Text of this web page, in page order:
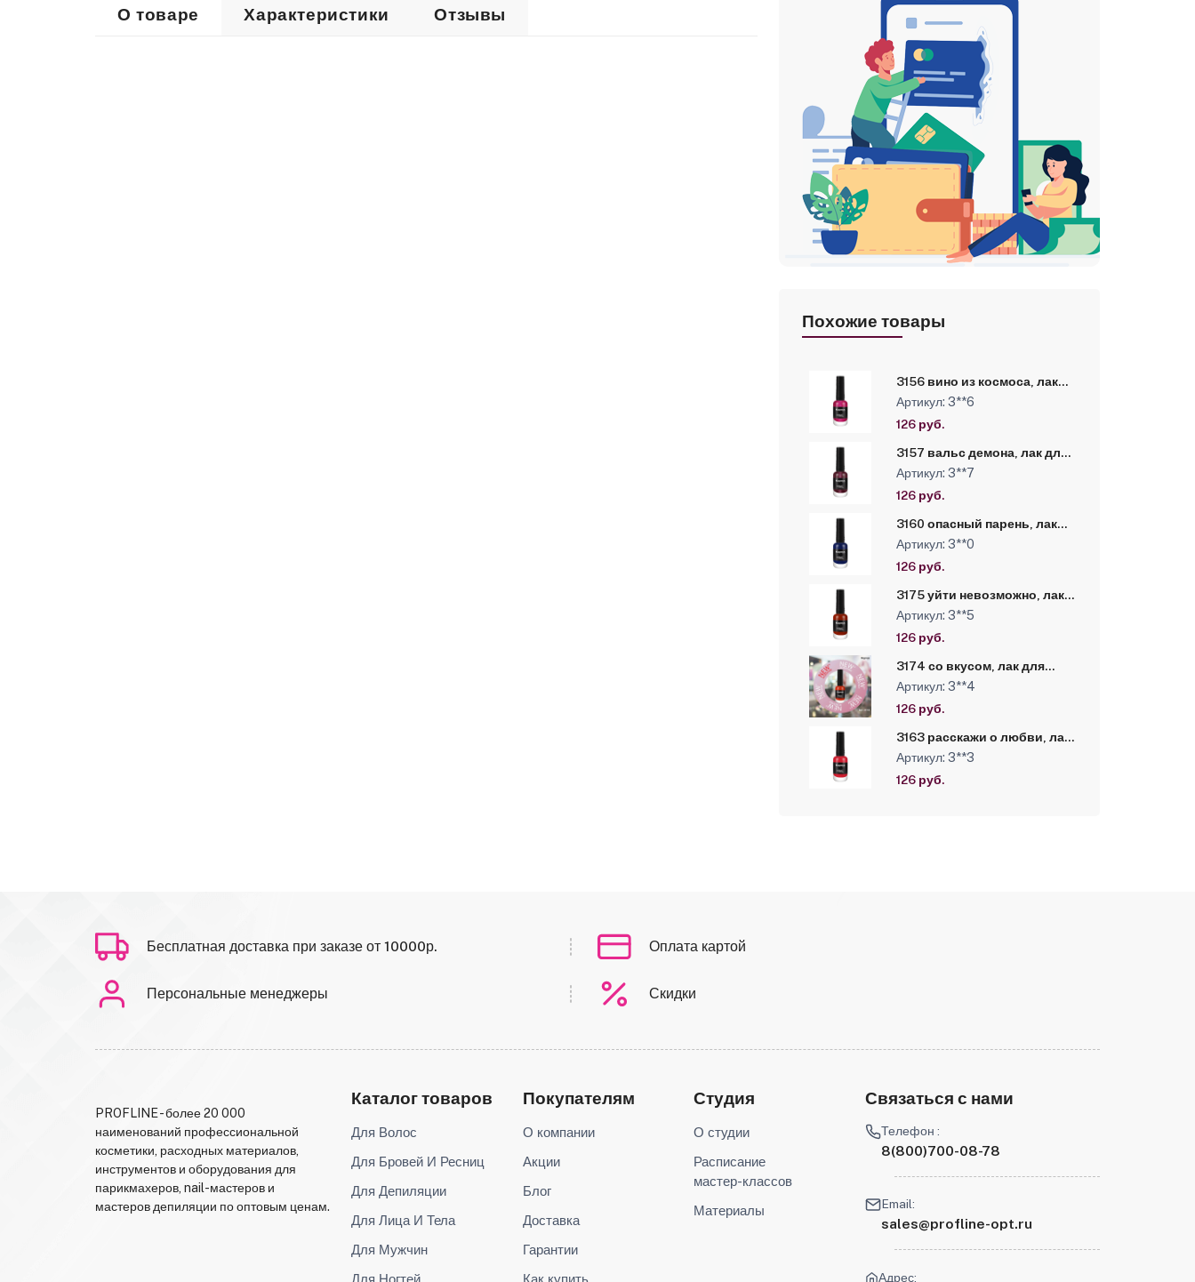
О товаре Характеристики Отзывы
Похожие товары
3156 вино из космоса, лак
для ногтей «Hi-Lac» Kapous,
9 мл
Артикул: 3**6
126 руб.
3157 вальс демона, лак для
ногтей «Hi-Lac» Kapous, 9 мл
Артикул: 3**7
126 руб.
3160 опасный парень, лак
для ногтей «Hi-Lac», 9 мл
Артикул: 3**0
126 руб.
3175 уйти невозможно, лак
для ногтей «Hi-Lac» Kapous,
9 мл
Артикул: 3**5
126 руб.
3174 со вкусом, лак для
ногтей «Hi-Lac» Kapous, 9 мл
Артикул: 3**4
126 руб.
3163 расскажи о любви, лак
для ногтей «Hi-Lac» Kapous,
9 мл
Артикул: 3**3
126 руб.
Бесплатная доставка при заказе от 10000р. Оплата картой
Персональные менеджеры Скидки
PROFLINE - более 20 000
наименований профессиональной
косметики, расходных материалов,
инструментов и оборудования для
парикмахеров, nail-мастеров и
мастеров депиляции по оптовым ценам.
Каталог товаров
Для Волос
Для Бровей И Ресниц
Для Депиляции
Для Лица И Тела
Для Мужчин
Для Ногтей
Покупателям
О компании
Акции
Блог
Доставка
Гарантии
Как купить
Студия
О студии
Расписание
мастер-классов
Материалы
Связаться с нами
Телефон :
8(800)700-08-78
Email:
sales@profline-opt.ru
Адрес: